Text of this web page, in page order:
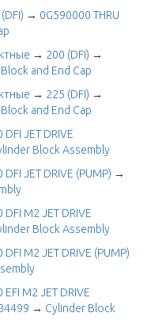
→ 0G590000 THRU
→ 200 (DFI) →
and End Cap
→ 225 (DFI) →
and End Cap
DFI JET DRIVE
Block Assembly
DFI JET DRIVE (PUMP) →
DFI M2 JET DRIVE
Block Assembly
DFI M2 JET DRIVE (PUMP)
EFI M2 JET DRIVE
→ Cylinder Block